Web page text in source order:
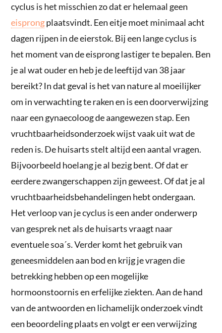
cyclus is het misschien zo dat er helemaal geen
eisprongplaatsvindt. Een eitje moet minimaal acht
dagen rijpen in de eierstok. Bij een lange cyclus is
het moment van de eisprong lastiger te bepalen. Ben
je al wat ouder en heb je de leeftijd van 38 jaar
bereikt? In dat geval is het van nature al moeilijker
om in verwachting te raken en is een doorverwijzing
naar een gynaecoloog de aangewezen stap. Een
vruchtbaarheidsonderzoek wijst vaak uit wat de
reden is. De huisarts stelt altijd een aantal vragen.
Bijvoorbeeld hoelang je al bezig bent. Of dat er
eerdere zwangerschappen zijn geweest. Of dat je al
vruchtbaarheidsbehandelingen hebt ondergaan.
Het verloop van je cyclus is een ander onderwerp
van gesprek net als de huisarts vraagt naar
eventuele soa´s. Verder komt het gebruik van
geneesmiddelen aan bod en krijg je vragen die
betrekking hebben op een mogelijke
hormoonstoornis en erfelijke ziekten. Aan de hand
van de antwoorden en lichamelijk onderzoek vindt
een beoordeling plaats en volgt er een verwijzing